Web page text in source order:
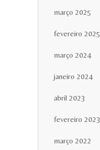
março 2025
fevereiro 2025
março 2024
janeiro 2024
abril 2023
fevereiro 2023
março 2022